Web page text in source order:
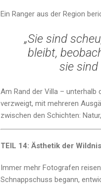
Ein Ranger aus der Region
„Sie sind
bleibt,
sie sind
Am Rand der Villa – unterhalb
verzweigt, mit mehreren
zwischen den Schichten:
TEIL 14: Ästhetik der
Immer mehr Fotografen
Schnappschuss begann,